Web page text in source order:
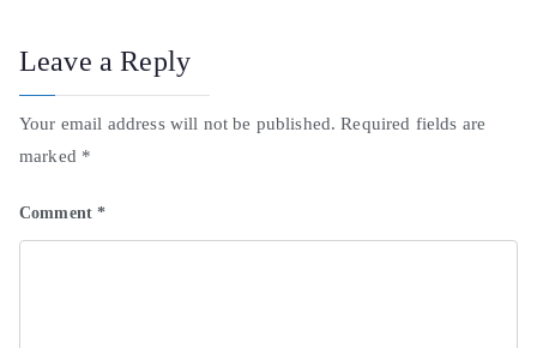
Leave a Reply
Your email address will not be published. Required fields are
marked *
Comment*